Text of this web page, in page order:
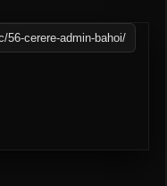
56-cerere-admin-bahoi/